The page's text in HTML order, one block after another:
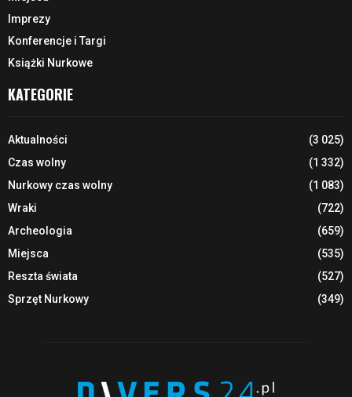
Imprezy
Konferencje i Targi
Książki Nurkowe
KATEGORIE
Aktualności
(3 025)
Czas wolny
(1 332)
Nurkowy czas wolny
(1 083)
Wraki
(722)
Archeologia
(659)
Miejsca
(535)
Reszta świata
(527)
Sprzęt Nurkowy
(349)